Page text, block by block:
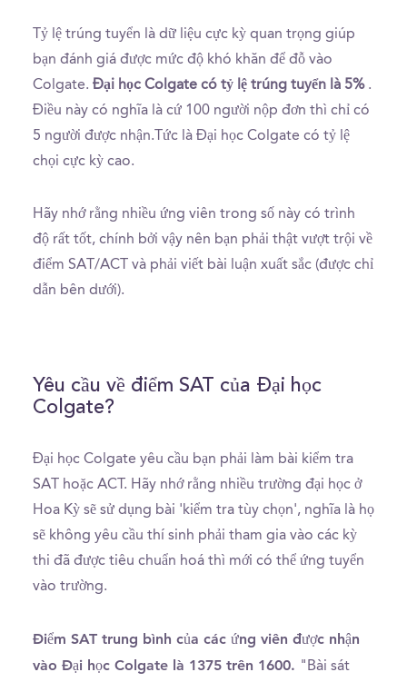
Tỷ lệ trúng tuyển là dữ liệu cực kỳ quan trọng giúp
bạn đánh giá được mức độ khó khăn để đỗ vào
Colgate. Đại học Colgate có tỷ lệ trúng tuyển là 5% .
Điều này có nghĩa là cứ 100 người nộp đơn thì chỉ có
5 người được nhận.Tức là Đại học Colgate có tỷ lệ
chọi cực kỳ cao.
Hãy nhớ rằng nhiều ứng viên trong số này có trình
độ rất tốt, chính bởi vậy nên bạn phải thật vượt trội về
điểm SAT/ACT và phải viết bài luận xuất sắc (được chỉ
dẫn bên dưới).
Yêu cầu về điểm SAT của Đại học
Colgate?
Đại học Colgate yêu cầu bạn phải làm bài kiểm tra
SAT hoặc ACT. Hãy nhớ rằng nhiều trường đại học ở
Hoa Kỳ sẽ sử dụng bài 'kiểm tra tùy chọn', nghĩa là họ
sẽ không yêu cầu thí sinh phải tham gia vào các kỳ
thi đã được tiêu chuẩn hoá thì mới có thể ứng tuyển
vào trường.
Điểm SAT trung bình của các ứng viên được nhận
vào Đại học Colgate là 1375 trên 1600. "Bài sát